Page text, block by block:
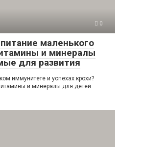
0
маленького
и минералы
для развития
иммунитете и успехах крохи?
и минералы для детей